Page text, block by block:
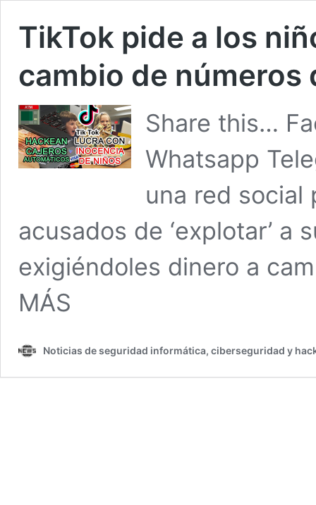
TikTok pide a los
cambio de
Share this…
Whatsapp
una red social
acusados de ‘explotar’ a
exigiéndoles dinero a
MÁS
Noticias de seguridad informática, ciberseguridad y